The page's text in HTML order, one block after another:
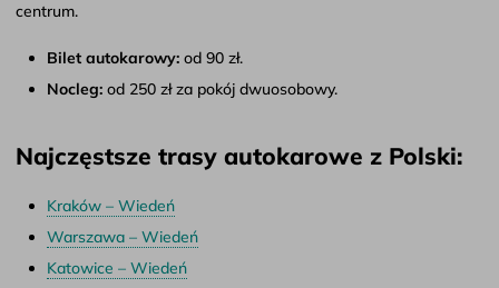
centrum.
Bilet autokarowy: od 90 zł.
Nocleg: od 250 zł za pokój dwuosobowy.
Najczęstsze trasy autokarowe z Polski:
Kraków – Wiedeń
Warszawa – Wiedeń
Katowice – Wiedeń